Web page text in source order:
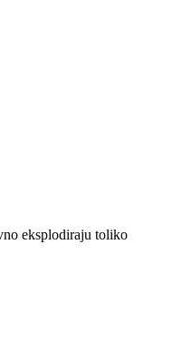
eksplodiraju toliko